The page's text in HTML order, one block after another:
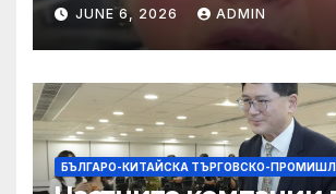
слуховете и
кибернасилниците
JUNE 6, 2026 ADMIN
БЪЛГАРО-КИТАЙСКА ТЪРГОВСКО-